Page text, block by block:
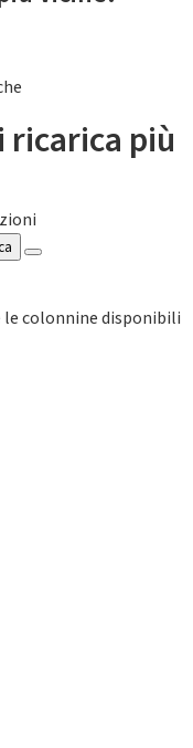
ricarica più
colonnine disponibili